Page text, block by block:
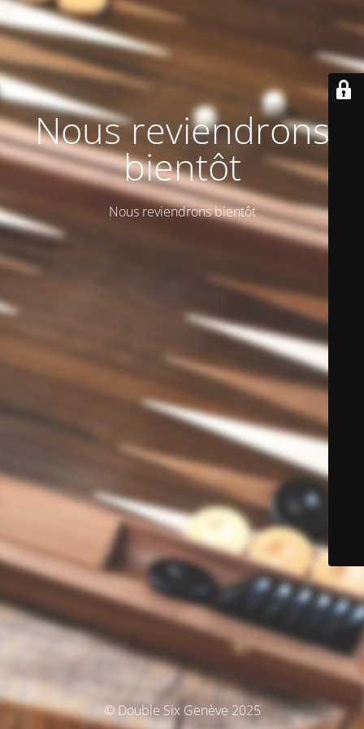
Nous reviendrons
bientôt
Nous reviendrons bientôt
© Double Six Genève 2025